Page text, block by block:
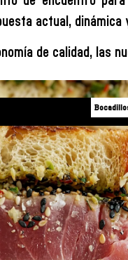
actual, dinámica
de calidad, las